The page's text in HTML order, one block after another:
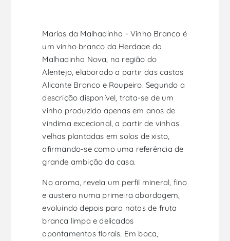
Marias da Malhadinha - Vinho Branco é
um vinho branco da Herdade da
Malhadinha Nova, na região do
Alentejo, elaborado a partir das castas
Alicante Branco e Roupeiro. Segundo a
descrição disponível, trata-se de um
vinho produzido apenas em anos de
vindima excecional, a partir de vinhas
velhas plantadas em solos de xisto,
afirmando-se como uma referência de
grande ambição da casa.
No aroma, revela um perfil mineral, fino
e austero numa primeira abordagem,
evoluindo depois para notas de fruta
branca limpa e delicados
apontamentos florais. Em boca,